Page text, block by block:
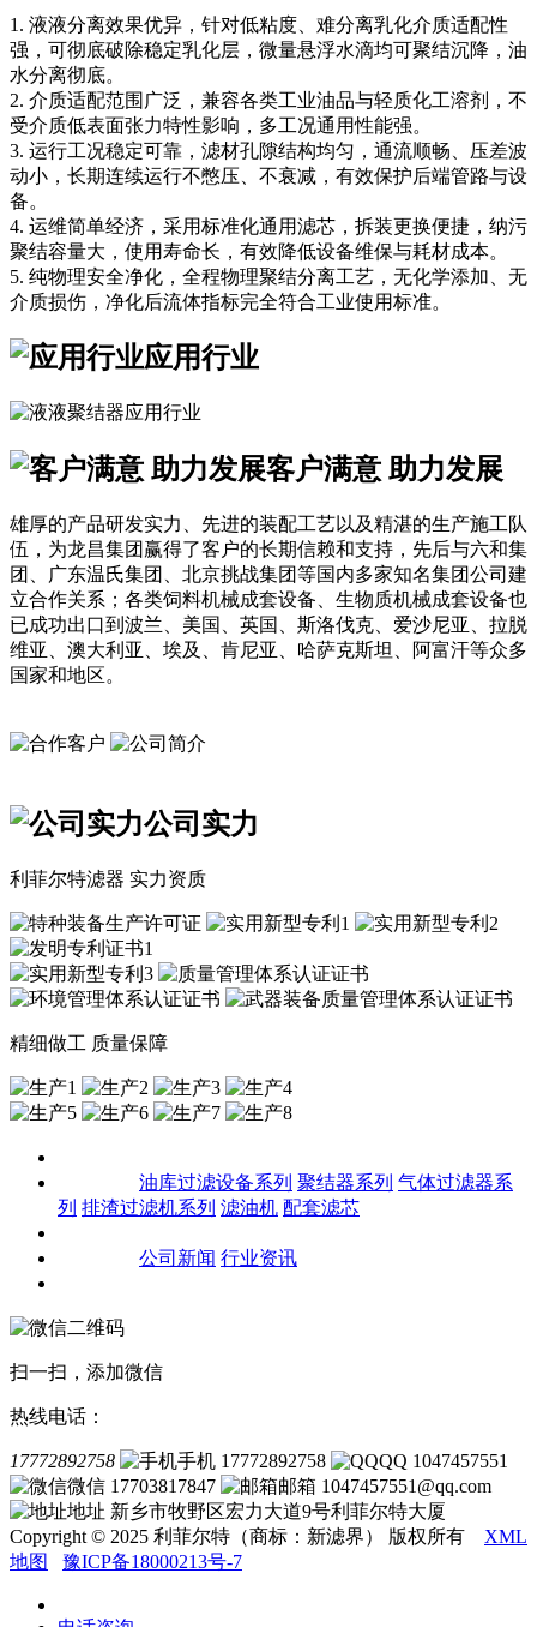
1. 液液分离效果优异，针对低粘度、难分离乳化介质适配性
强，可彻底破除稳定乳化层，微量悬浮水滴均可聚结沉降，油
水分离彻底。
2. 介质适配范围广泛，兼容各类工业油品与轻质化工溶剂，不
受介质低表面张力特性影响，多工况通用性能强。
3. 运行工况稳定可靠，滤材孔隙结构均匀，通流顺畅、压差波
动小，长期连续运行不憋压、不衰减，有效保护后端管路与设
备。
4. 运维简单经济，采用标准化通用滤芯，拆装更换便捷，纳污
聚结容量大，使用寿命长，有效降低设备维保与耗材成本。
5. 纯物理安全净化，全程物理聚结分离工艺，无化学添加、无
介质损伤，净化后流体指标完全符合工业使用标准。
应用行业
客户满意 助力发展
雄厚的产品研发实力、先进的装配工艺以及精湛的生产施工队
伍，为龙昌集团赢得了客户的长期信赖和支持，先后与六和集
团、广东温氏集团、北京挑战集团等国内多家知名集团公司建
立合作关系；各类饲料机械成套设备、生物质机械成套设备也
已成功出口到波兰、美国、英国、斯洛伐克、爱沙尼亚、拉脱
维亚、澳大利亚、埃及、肯尼亚、哈萨克斯坦、阿富汗等众多
国家和地区。
公司实力
利菲尔特滤器 实力资质
精细做工 质量保障
油库过滤设备系列 聚结器系列 气体过滤器系
列 排渣过滤机系列 滤油机 配套滤芯
公司新闻 行业资讯
扫一扫，添加微信
热线电话：
17772892758 手机 17772892758
QQ 1047457551
微信 17703817847
邮箱 1047457551@qq.com
地址 新乡市牧野区宏力大道9号利菲尔特大厦
Copyright © 2025 利菲尔特（商标：新滤界） 版权所有 XML
地图
豫ICP备18000213号-7